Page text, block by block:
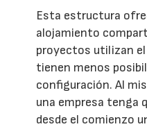
Esta estructura
alojamiento
proyectos utilizan
tienen menos
configuración. Al
una empresa tenga
desde el comienzo